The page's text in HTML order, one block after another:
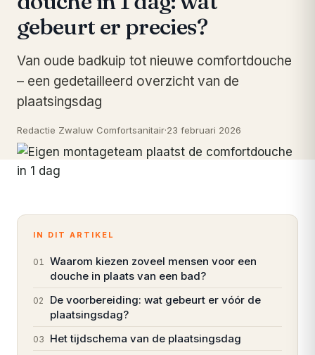
gebeurt er precies?
Van oude badkuip tot nieuwe comfortdouche
– een gedetailleerd overzicht van de
plaatsingsdag
Redactie Zwaluw Comfortsanitair·23 februari 2026
IN DIT ARTIKEL
01 Waarom kiezen zoveel mensen voor een
douche in plaats van een bad?
02
De voorbereiding: wat gebeurt er vóór de
plaatsingsdag?
03 Het tijdschema van de plaatsingsdag